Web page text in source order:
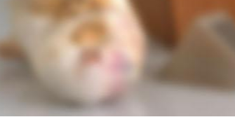
Кастрюля
24 см., 5,0 л. со
2681 грн